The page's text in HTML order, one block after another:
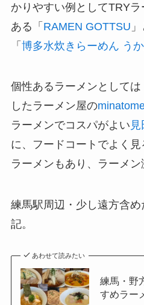
かりやすい例としてTRY
ある「 RAMEN GOTTSU
「 博多水炊きらーめん う
個性あるラーメンとして
したラーメン屋の
ラーメンでコスパがよい
に、フードコートでよく見
ラーメンもあり、ラーメン
練馬駅周辺・少し遠方含
記。
あわせて読みたい
練馬・野
すめラー